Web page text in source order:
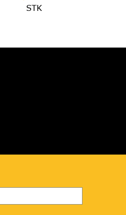
STK